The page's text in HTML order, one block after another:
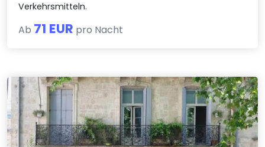
Verkehrsmitteln.
Ab 71 EUR pro Nacht